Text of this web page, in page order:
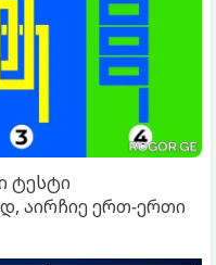
ტესტი
აირჩიე ერთ-ერთი